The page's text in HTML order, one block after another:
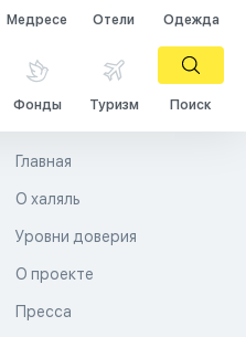
Медресе Отели Одежда
Фонды Туризм Поиск
Главная
О халяль
Уровни доверия
О проекте
Пресса